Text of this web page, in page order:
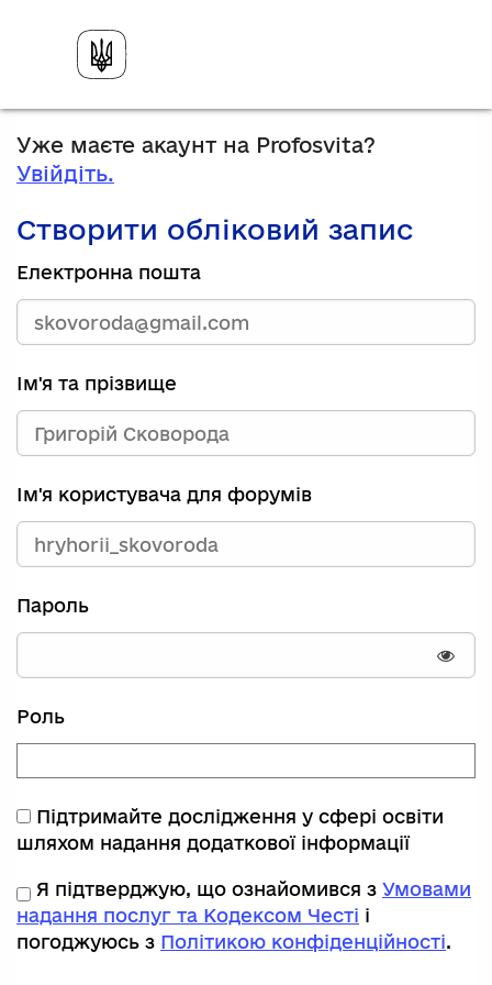
Уже маєте акаунт на Profosvita?
Увійдіть.
Створити обліковий запис
Електронна пошта
Ім'я та прізвище
Ім'я користувача для форумів
Пароль
Роль
Підтримайте дослідження у сфері освіти
шляхом надання додаткової інформації
Я підтверджую, що ознайомився з Умовами
надання послуг та Кодексом Честі і
погоджуюсь з Політикою конфіденційності.